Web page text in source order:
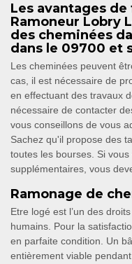
Les avantages
Ramoneur Lobry
des cheminées
dans le 09700 et
Les cheminées peuvent
cas, il est nécessaire de
en effectuant des travaux
nécessaire de contacter
vous conseillons de vous
Sachez qu'il propose des
toutes les bourses. Si
supplémentaires, vous
Ramonage de
Etre logé est l’un des
humains. Pour la
en parfaite condition. Un
entièrement viable